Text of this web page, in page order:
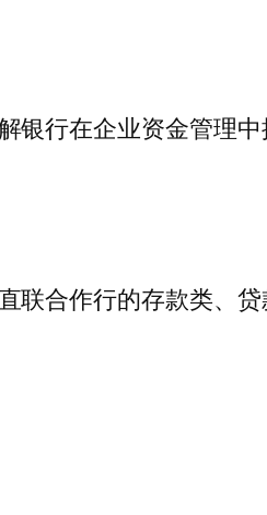
行在企业资金管理
联合作行的存款类、